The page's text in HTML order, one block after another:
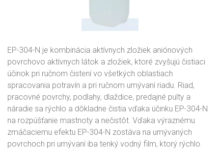
EP-304-N je kombinácia aktívnych zložiek aniónových
povrchovo aktívnych látok a zložiek, ktoré zvyšujú čistiaci
účinok pri ručnom čistení vo všetkých oblastiach
spracovania potravín a pri ručnom umývaní riadu. Riad,
pracovné povrchy, podlahy, dlaždice, predajné pulty a
náradie sa rýchlo a dôkladne čistia vďaka účinku EP-304-N
na rozpúšťanie mastnoty a nečistôt. Vďaka výraznému
zmáčaciemu efektu EP-304-N zostáva na umývaných
povrchoch pri umývaní iba tenký vodný film, ktorý rýchlo